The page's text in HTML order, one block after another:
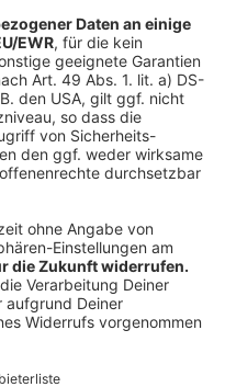
Lösungen stellt man
"Zeitenwende" bei -
Hendrik
erklärt,
neuer Kasernen
"Der Bund baut zum
selber. Die Länder
bauen, zu sanieren,
ein gebündeltes
in Modulbauweise zu
bei Planung und bei
Bau."